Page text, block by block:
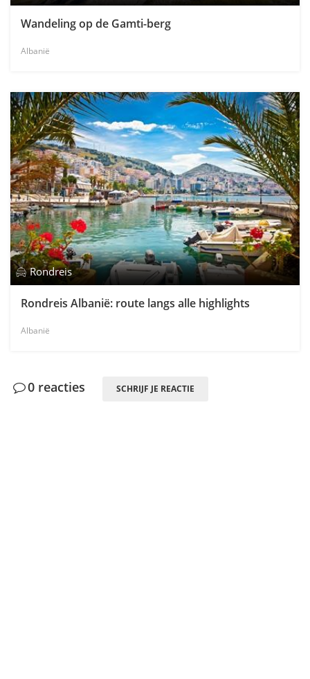
Wandeling op de Gamti-berg
Albanië
Rondreis
Rondreis Albanië: route langs alle highlights
Albanië
0 reacties SCHRIJF JE REACTIE